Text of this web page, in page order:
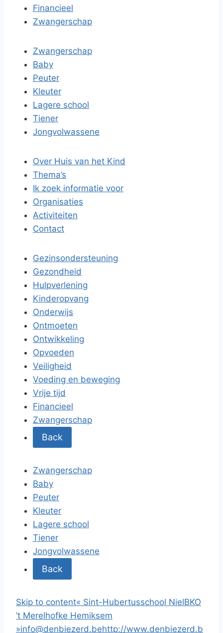
Financieel
Zwangerschap
Zwangerschap
Baby
Peuter
Kleuter
Lagere school
Tiener
Jongvolwassene
Over Huis van het Kind
Thema’s
Ik zoek informatie voor
Organisaties
Activiteiten
Contact
Gezinsondersteuning
Gezondheid
Hulpverlening
Kinderopvang
Onderwijs
Ontmoeten
Ontwikkeling
Opvoeden
Veiligheid
Voeding en beweging
Vrije tijd
Financieel
Zwangerschap
Back
Zwangerschap
Baby
Peuter
Kleuter
Lagere school
Tiener
Jongvolwassene
Back
Skip to content« Sint-Hubertusschool NielBKO
’t Merelhofke Hemiksem
»info@denbiezerd.behttp://www.denbiezerd.b